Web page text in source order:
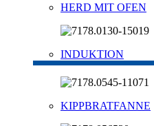
HERD MIT OFEN
INDUKTION
KIPPBRATFANNE